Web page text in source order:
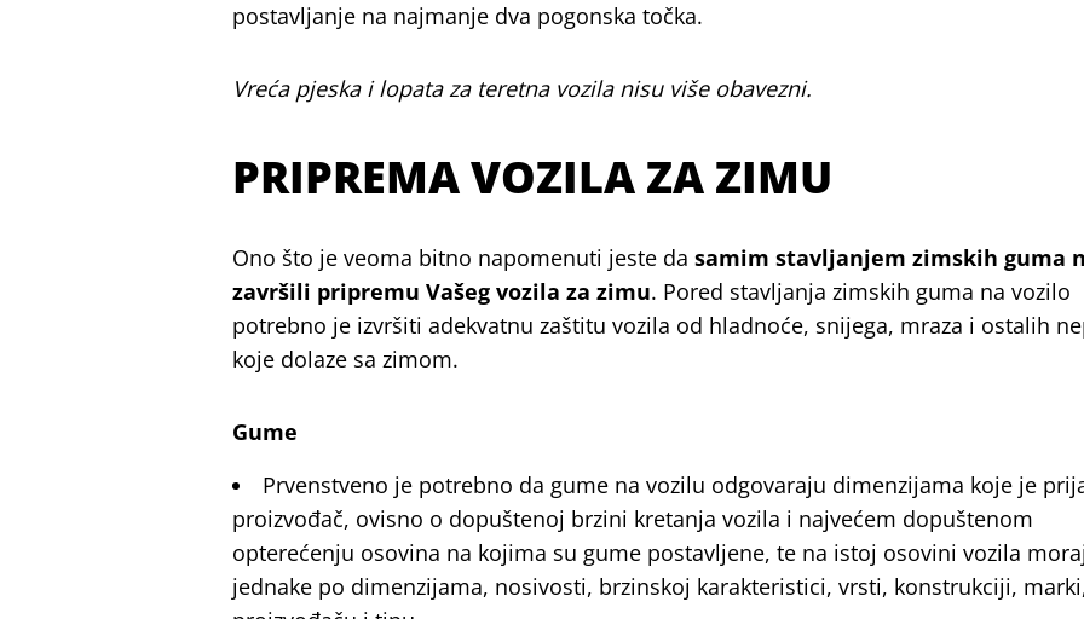
postavlјanje na najmanje dva pogonska točka.
Vreća pjeska i lopata za teretna vozila nisu više obavezni.
PRIPREMA VOZILA ZA ZIMU
Ono što je veoma bitno napomenuti jeste da samim stavljanjem zimskih guma
završili pripremu Vašeg vozila za zimu. Pored stavljanja zimskih guma na vozilo
potrebno je izvršiti adekvatnu zaštitu vozila od hladnoće, snijega, mraza i ostalih
koje dolaze sa zimom.
Gume
Prvenstveno je potrebno da gume na vozilu odgovaraju dimenzijama koje je
proizvođač, ovisno o dopuštenoj brzini kretanja vozila i najvećem dopuštenom
opterećenju osovina na kojima su gume postavlјene, te na istoj osovini vozila
jednake po dimenzijama, nosivosti, brzinskoj karakteristici, vrsti, konstrukciji,